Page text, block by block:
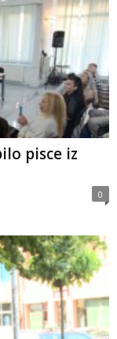
pisce iz
0